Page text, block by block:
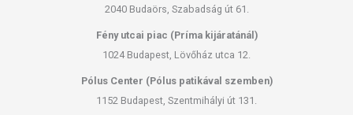
2040 Budaörs, Szabadság út 61.
Fény utcai piac (Príma kijáratánál)
1024 Budapest, Lövőház utca 12.
Pólus Center (Pólus patikával szemben)
1152 Budapest, Szentmihályi út 131.